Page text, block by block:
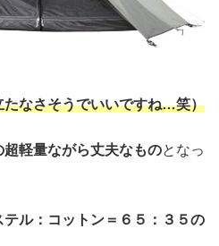
たなさそうでいいですね…笑）
軽量ながら丈夫なものとなっ
ル：コットン＝６５：３５の